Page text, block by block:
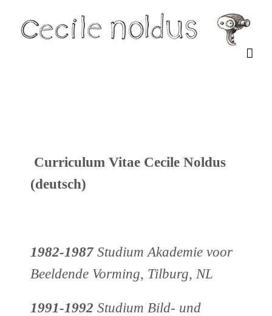
Curriculum Vitae Cecile Noldus
(deutsch)
1982-1987Studium Akademie voor
Beeldende Vorming, Tilburg, NL
1991-1992 Studium Bild- und